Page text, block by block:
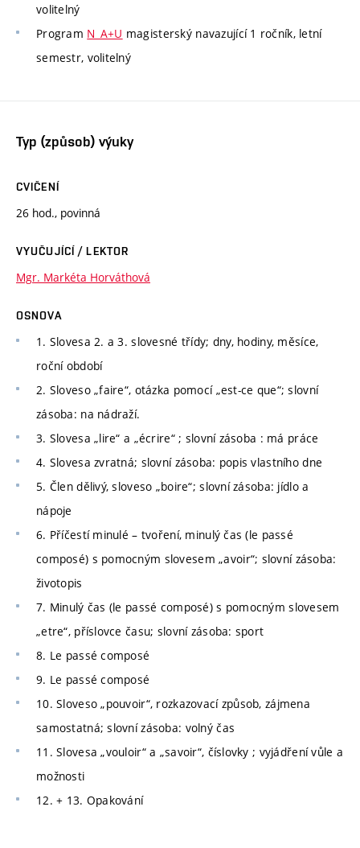
volitelný
Program N_A+U magisterský navazující 1 ročník, letní
semestr, volitelný
Typ (způsob) výuky
CVIČENÍ
26 hod., povinná
VYUČUJÍCÍ / LEKTOR
Mgr. Markéta Horváthová
OSNOVA
1. Slovesa 2. a 3. slovesné třídy; dny, hodiny, měsíce,
roční období
2. Sloveso „faire“, otázka pomocí „est-ce que“; slovní
zásoba: na nádraží.
3. Slovesa „lire“ a „écrire“ ; slovní zásoba : má práce
4. Slovesa zvratná; slovní zásoba: popis vlastního dne
5. Člen dělivý, sloveso „boire“; slovní zásoba: jídlo a
nápoje
6. Příčestí minulé – tvoření, minulý čas (le passé
composé) s pomocným slovesem „avoir“; slovní zásoba:
životopis
7. Minulý čas (le passé composé) s pomocným slovesem
„etre“, příslovce času; slovní zásoba: sport
8. Le passé composé
9. Le passé composé
10. Sloveso „pouvoir“, rozkazovací způsob, zájmena
samostatná; slovní zásoba: volný čas
11. Slovesa „vouloir“ a „savoir“, číslovky ; vyjádření vůle a
možnosti
12. + 13. Opakování